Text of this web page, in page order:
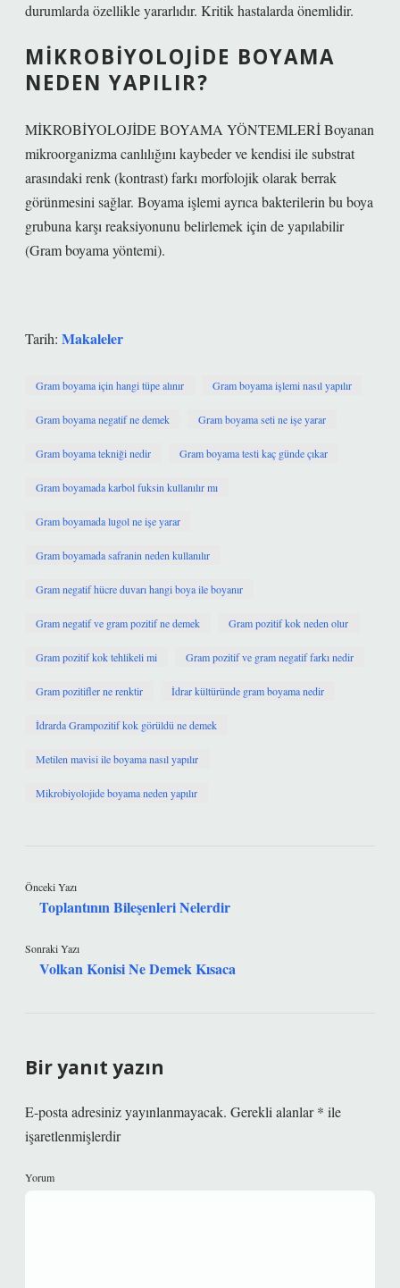
durumlarda özellikle yararlıdır. Kritik hastalarda önemlidir.
MIKROBIYOLOJIDE BOYAMA
NEDEN YAPILIR?
MİKROBİYOLOJİDE BOYAMA YÖNTEMLERİ Boyanan
mikroorganizma canlılığını kaybeder ve kendisi ile substrat
arasındaki renk (kontrast) farkı morfolojik olarak berrak
görünmesini sağlar. Boyama işlemi ayrıca bakterilerin bu boya
grubuna karşı reaksiyonunu belirlemek için de yapılabilir
(Gram boyama yöntemi).
Tarih: Makaleler
Gram boyama için hangi tüpe alınır Gram boyama işlemi nasıl yapılır
Gram boyama negatif ne demek Gram boyama seti ne işe yarar
Gram boyama tekniği nedir Gram boyama testi kaç günde çıkar
Gram boyamada karbol fuksin kullanılır mı
Gram boyamada lugol ne işe yarar
Gram boyamada safranin neden kullanılır
Gram negatif hücre duvarı hangi boya ile boyanır
Gram negatif ve gram pozitif ne demek Gram pozitif kok neden olur
Gram pozitif kok tehlikeli mi Gram pozitif ve gram negatif farkı nedir
Gram pozitifler ne renktir İdrar kültüründe gram boyama nedir
İdrarda Grampozitif kok görüldü ne demek
Metilen mavisi ile boyama nasıl yapılır
Mikrobiyolojide boyama neden yapılır
Önceki Yazı
Toplantının Bileşenleri Nelerdir
Sonraki Yazı
Volkan Konisi Ne Demek Kısaca
Bir yanıt yazın
E-posta adresiniz yayınlanmayacak. Gerekli alanlar* ile
işaretlenmişlerdir
Yorum